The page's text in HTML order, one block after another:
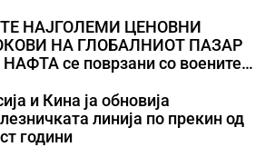
НАЈГОЛЕМИ ЦЕНОВНИ
НА ГЛОБАЛНИОТ ПАЗАР
се поврзани со воените
и Кина ја обновија
линија по прекин од
години